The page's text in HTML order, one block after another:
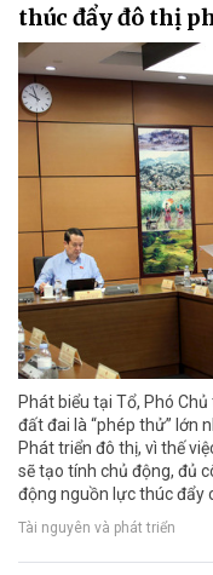
thúc đẩy đô thị
Phát biểu tại Tổ, Phó
đất đai là “phép thử” lớn
Phát triển đô thị, vì thế
sẽ tạo tính chủ động, đủ
động nguồn lực thúc đẩy
Tài nguyên và phát triển